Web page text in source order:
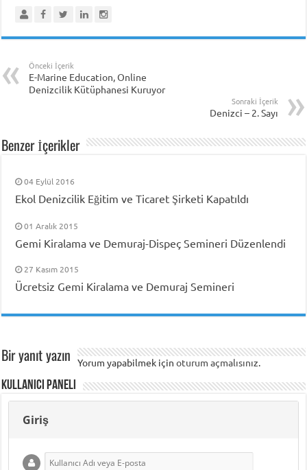
Önceki İçerik
E-Marine Education, Online
Denizcilik Kütüphanesi Kuruyor
Sonraki İçerik
Denizci – 2. Sayı
Benzer İçerikler
04 Eylül 2016
Ekol Denizcilik Eğitim ve Ticaret Şirketi Kapatıldı
01 Aralık 2015
Gemi Kiralama ve Demuraj-Dispeç Semineri Düzenlendi
27 Kasım 2015
Ücretsiz Gemi Kiralama ve Demuraj Semineri
Bir yanıt yazın Yorum yapabilmek içinoturum açmalısınız
Kullanıcı Paneli
Giriş